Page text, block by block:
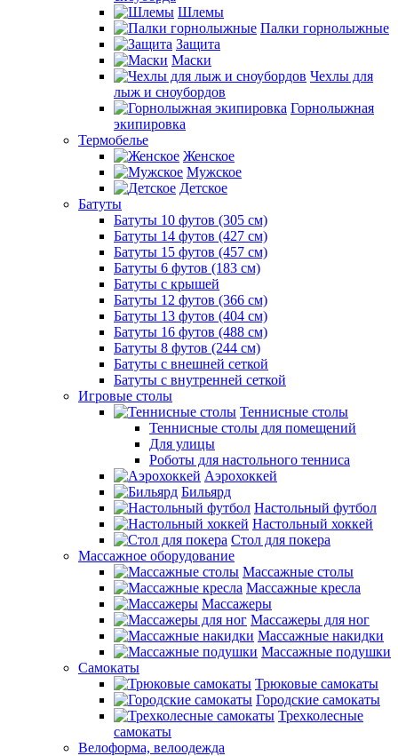
Шлемы
Палки горнолыжные
Защита
Маски
Чехлы для
лыж и сноубордов
Горнолыжная
экипировка
Термобелье
Женское
Мужское
Детское
Батуты
Батуты 10 футов (305 см)
Батуты 14 футов (427 см)
Батуты 15 футов (457 см)
Батуты 6 футов (183 см)
Батуты с крышей
Батуты 12 футов (366 см)
Батуты 13 футов (404 см)
Батуты 16 футов (488 см)
Батуты 8 футов (244 см)
Батуты с внешней сеткой
Батуты с внутренней сеткой
Игровые столы
Теннисные столы
Теннисные столы для помещений
Для улицы
Роботы для настольного тенниса
Аэрохоккей
Бильярд
Настольный футбол
Настольный хоккей
Стол для покера
Массажное оборудование
Массажные столы
Массажные кресла
Массажеры
Массажеры для ног
Массажные накидки
Массажные подушки
Самокаты
Трюковые самокаты
Городские самокаты
Трехколесные
самокаты
Велоформа, велоодежда